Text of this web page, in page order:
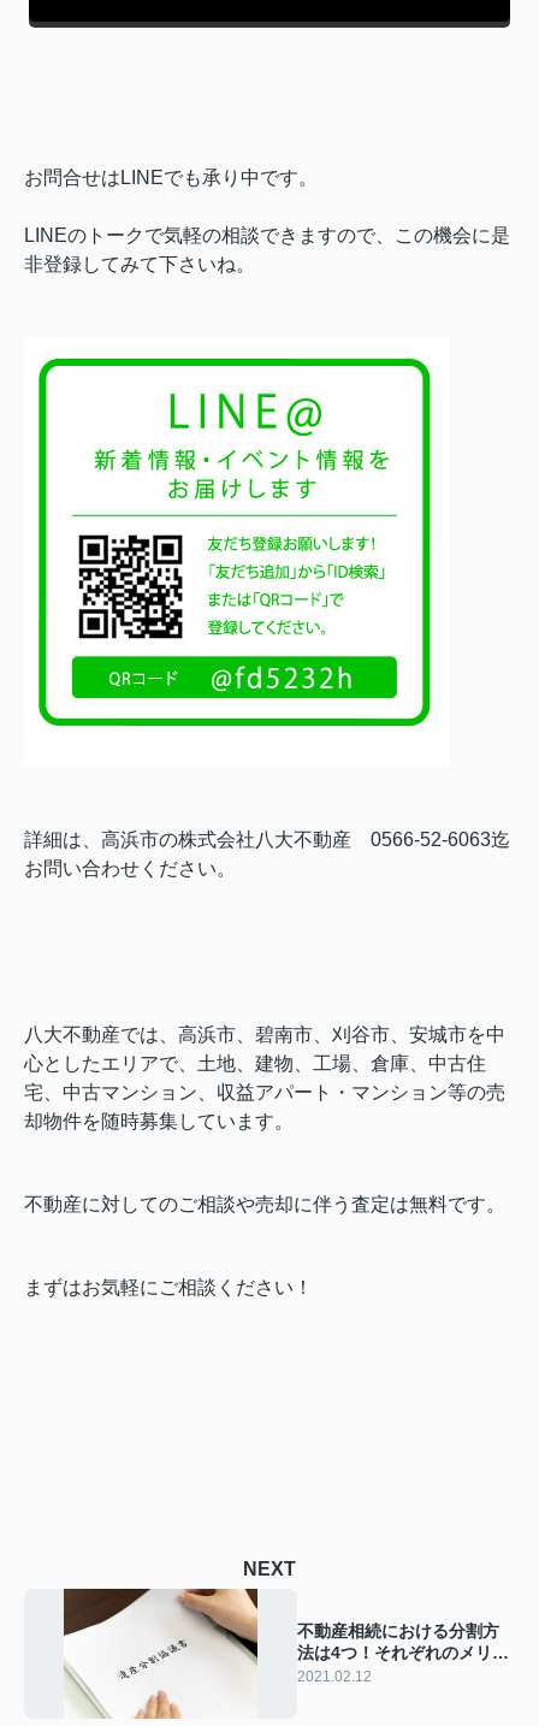
お問合せはLINEでも承り中です。
LINEのトークで気軽の相談できますので、この機会に是
非登録してみて下さいね。
詳細は、高浜市の株式会社八大不動産 0566-52-6063迄
お問い合わせください。
八大不動産では、高浜市、碧南市、刈谷市、安城市を中
心としたエリアで、土地、建物、工場、倉庫、中古住
宅、中古マンション、収益アパート・マンション等の売
却物件を随時募集しています。
不動産に対してのご相談や売却に伴う査定は無料です。
まずはお気軽にご相談ください！
NEXT
不動産相続における分割方
法は4つ！それぞれのメリッ
トデメリットを確認しよう
2021.02.12